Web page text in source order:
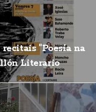
"Poesía na
Literario